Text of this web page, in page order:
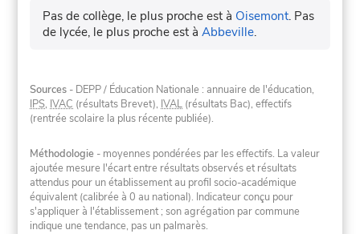
Pas de collège, le plus proche est à Oisemont. Pas
de lycée, le plus proche est àAbbeville.
Sources - DEPP / Éducation Nationale : annuaire de l'éducation,
IPS, IVAC (résultats Brevet), IVAL (résultats Bac), effectifs
(rentrée scolaire la plus récente publiée).
Méthodologie - moyennes pondérées par les effectifs. La valeur
ajoutée mesure l'écart entre résultats observés et résultats
attendus pour un établissement au profil socio-académique
équivalent (calibrée à 0 au national). Indicateur conçu pour
s'appliquer à l'établissement ; son agrégation par commune
indique une tendance, pas un palmarès.